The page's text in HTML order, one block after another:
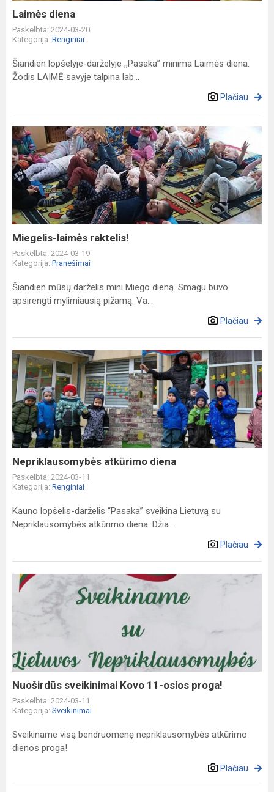
Laimės diena
Paskelbta: 2024-03-20
Kategorija: Renginiai
Šiandien lopšelyje-darželyje ,,Pasaka” minima Laimės diena.
Žodis LAIMĖ savyje talpina lab...
Plačiau
Miegelis-
laimės
raktelis!
Miegelis-laimės raktelis!
Paskelbta: 2024-03-19
Kategorija: Pranešimai
Šiandien mūsų darželis mini Miego dieną. Smagu buvo
apsirengti mylimiausią pižamą. Va...
Plačiau
Nepriklausomybės
atkūrimo
diena
Nepriklausomybės atkūrimo diena
Paskelbta: 2024-03-11
Kategorija: Renginiai
Kauno lopšelis-darželis “Pasaka” sveikina Lietuvą su
Nepriklausomybės atkūrimo diena. Džia...
Plačiau
Nuoširdūs
sveikinimai
11-
proga!
Nuoširdūs sveikinimai Kovo 11-osios proga!
Paskelbta: 2024-03-11
Kategorija: Sveikinimai
Sveikiname visą bendruomenę nepriklausomybės atkūrimo
dienos proga!
Plačiau